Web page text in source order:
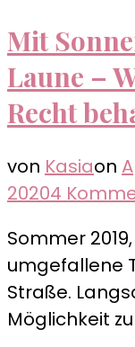
Mit
Laune –
Recht
von Kasiaon
20204
Sommer
umgefallene
Straße.
Möglichkeit